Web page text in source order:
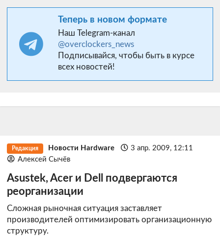
Теперь в новом формате
Наш Telegram-канал
@overclockers_news
Подписывайся, чтобы быть в курсе
всех новостей!
Редакция Новости Hardware
3 апр. 2009, 12:11
Алексей Сычёв
Asustek, Acer и Dell подвергаются
реорганизации
Сложная рыночная ситуация заставляет
производителей оптимизировать организационную
структуру.